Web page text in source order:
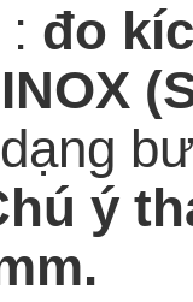
đo
INOX
ý